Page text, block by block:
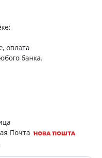
оплата
банка.
Почта